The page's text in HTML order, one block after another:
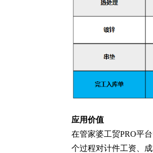
应用价值
在管家婆工贸PRO平
个过程对计件工资、